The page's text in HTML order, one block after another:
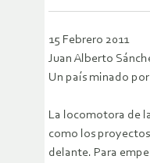
15 Febrero 2011
Juan Alberto
Un país minado
La locomotora de
como los
delante. Para